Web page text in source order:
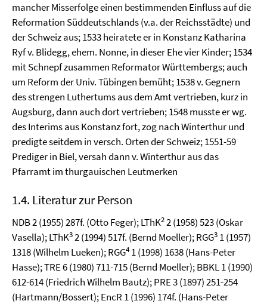
mancher Misserfolge einen bestimmenden Einfluss auf die
Reformation Süddeutschlands (v.a. der Reichsstädte) und
der Schweiz aus; 1533 heiratete er in Konstanz Katharina
Ryf v. Blidegg, ehem. Nonne, in dieser Ehe vier Kinder; 1534
mit Schnepf zusammen Reformator Württembergs; auch
um Reform der Univ. Tübingen bemüht; 1538 v. Gegnern
des strengen Luthertums aus dem Amt vertrieben, kurz in
Augsburg, dann auch dort vertrieben; 1548 musste er wg.
des Interims aus Konstanz fort, zog nach Winterthur und
predigte seitdem in versch. Orten der Schweiz; 1551-59
Prediger in Biel, versah dann v. Winterthur aus das
Pfarramt im thurgauischen Leutmerken
1.4. Literatur zur Person
NDB 2 (1955) 287f. (Otto Feger); LThK22 (1958) 523 (Oskar
Vasella); LThK32 (1994) 517f. (Bernd Moeller); RGG3 1 (1957)
1318 (Wilhelm Lueken); RGG41 (1998) 1638 (Hans-Peter
Hasse); TRE 6 (1980) 711-715 (Bernd Moeller); BBKL 1 (1990)
612-614 (Friedrich Wilhelm Bautz); PRE 3 (1897) 251-254
(Hartmann/Bossert); EncR 1 (1996) 174f. (Hans-Peter